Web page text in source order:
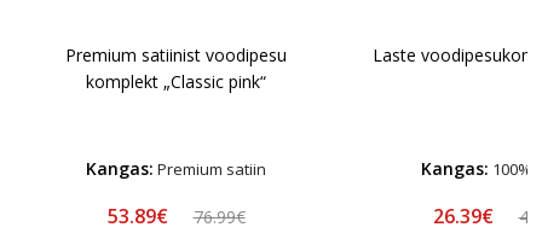
Premium satiinist voodipesu
komplekt „Classic pink“
Kangas: Premium satiin
53.89€ 76.99€
Laste
Kangas: 100%
26.39€